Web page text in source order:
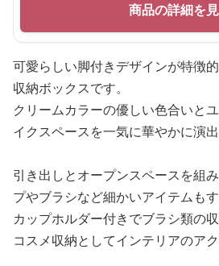
商品の詳細を
可愛らしい脚付きデザインが特徴
収納ボックスです。
クリームカラーの優しい色合いと
イクスペースを一気に華やかに演出
引き出しとオープンスペースを組
プやブラシなど細かいアイテムも
カップホルダー付きでブラシ類の
コスメ収納としてインテリアのア